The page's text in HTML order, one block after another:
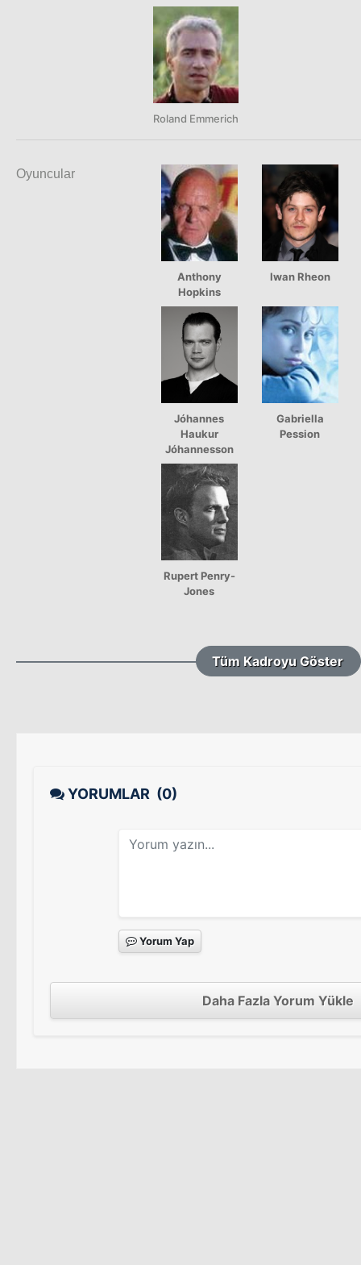
Roland Emmerich
Oyuncular
Anthony
Hopkins
Iwan Rheon
Jóhannes
Haukur
Jóhannesson
Gabriella
Pession
Rupert Penry-
Jones
Tüm Kadroyu Göster
YORUMLAR (0)
Yorum Yap
Daha Fazla Yorum Yükle